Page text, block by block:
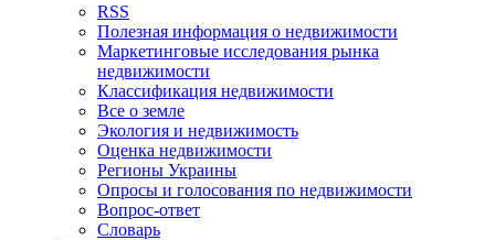
RSS
Полезная информация о недвижимости
Маркетинговые исследования рынка
недвижимости
Классификация недвижимости
Все о земле
Экология и недвижимость
Оценка недвижимости
Регионы Украины
Опросы и голосования по недвижимости
Вопрос-ответ
Словарь